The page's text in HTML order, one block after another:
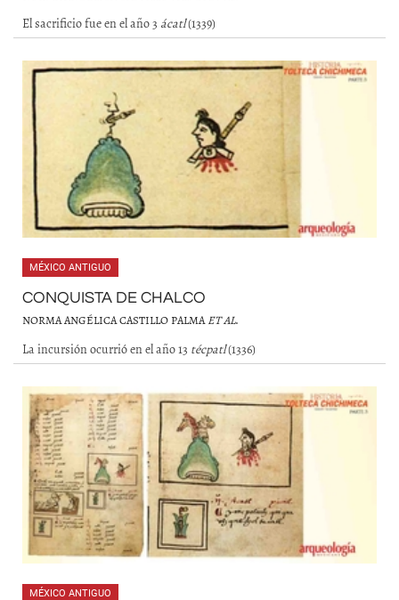
El sacrificio fue en el año 3 ácatl(1339)
MÉXICO ANTIGUO
CONQUISTA DE CHALCO
NORMA ANGÉLICA CASTILLO PALMAET AL.
La incursión ocurrió en el año 13 técpatl(1336)
MÉXICO ANTIGUO